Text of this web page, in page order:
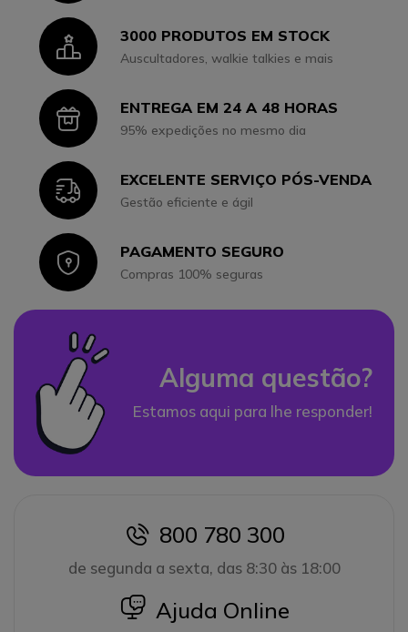
Icon3000 PRODUTOS EM STOCK
Auscultadores, walkie talkies e mais
IconENTREGA EM 24 A 48 HORAS
95% expedições no mesmo dia
IconEXCELENTE SERVIÇO PÓS-VENDA
Gestão eficiente e ágil
IconPAGAMENTO SEGURO
Compras 100% seguras
Alguma questão?
Estamos aqui para lhe responder!
icon
800 780 300
de segunda a sexta, das 8:30 às 18:00
icon
Ajuda Online